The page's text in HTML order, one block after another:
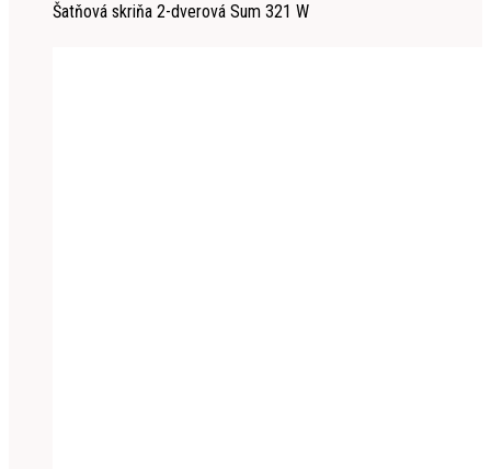
Šatňová skriňa 2-dverová Sum 321 W